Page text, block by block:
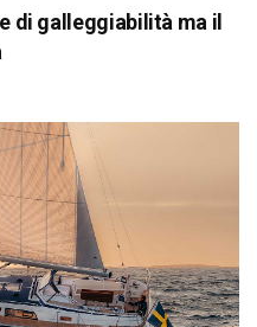
di galleggiabilità ma il